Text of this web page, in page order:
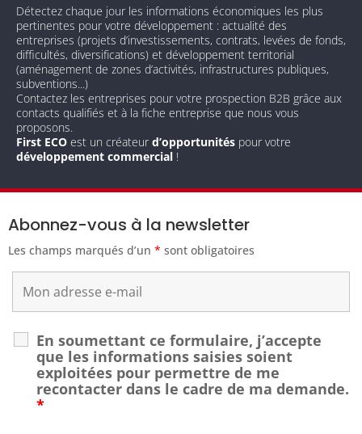
Détectez chaque jour les informations économiques les plus
pertinentes pour votre développement : actualité des
entreprises (projets d’investissements, contrats, levées de fonds,
difficultés, diversifications) et développement territorial
(aménagement de zones d’activités, infrastructures publiques,
subventions...)
Contactez les entreprises pour votre prospection B2B grâce aux
contacts qualifiés et à la fiche entreprise que nous vous
proposons.
First ECO est un créateurd’opportunités pour votre
développement commercial !
Abonnez-vous à la newsletter
Les champs marqués d’un * sont obligatoires
En soumettant ce formulaire, j’accepte
que les informations saisies soient
exploitées pour permettre de me
recontacter dans le cadre de ma demande.
*